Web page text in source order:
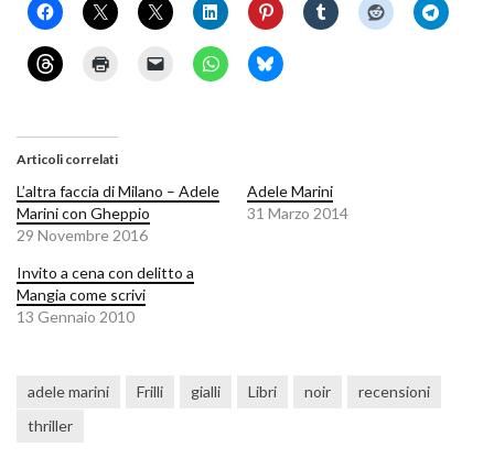
Articoli correlati
L’altra faccia di Milano – Adele
Marini con Gheppio
29 Novembre 2016
Adele Marini
31 Marzo 2014
Invito a cena con delitto a
Mangia come scrivi
13 Gennaio 2010
adele marini Frilli gialli Libri noir
recensioni
thriller